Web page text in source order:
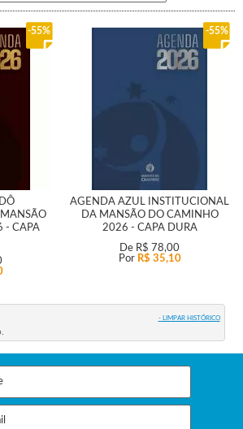
55%
- CAPA
55%
AGENDA AZUL INSTITUCIONAL
DA MANSÃO DO CAMINHO
2026 - CAPA DURA
De R$ 78,00
Por R$ 35,10
- LIMPAR HISTÓRICO